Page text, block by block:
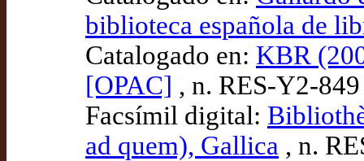
biblioteca española de
Catalogado en: KBR
[OPAC] , n. RES-Y2-849
Facsímil digital:
ad quem), Gallica , n.